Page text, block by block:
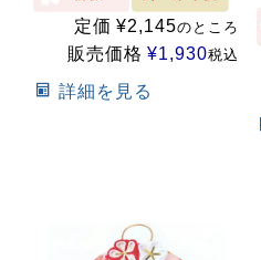
定価 ¥2,145のところ
販売価格 ¥1,930税込
詳細を見る